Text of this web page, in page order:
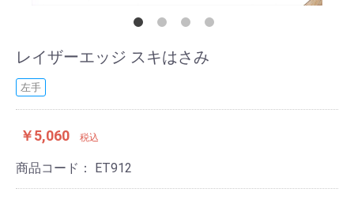
レイザーエッジ スキはさみ
左手
￥5,060 税込
商品コード： ET912